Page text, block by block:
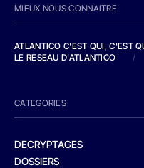
MIEUX NOUS CONNAITRE
ATLANTICO C'EST QUI, C'EST
LE RESEAU D'ATLANTICO
/
CATEGORIES
DECRYPTAGES
DOSSIERS